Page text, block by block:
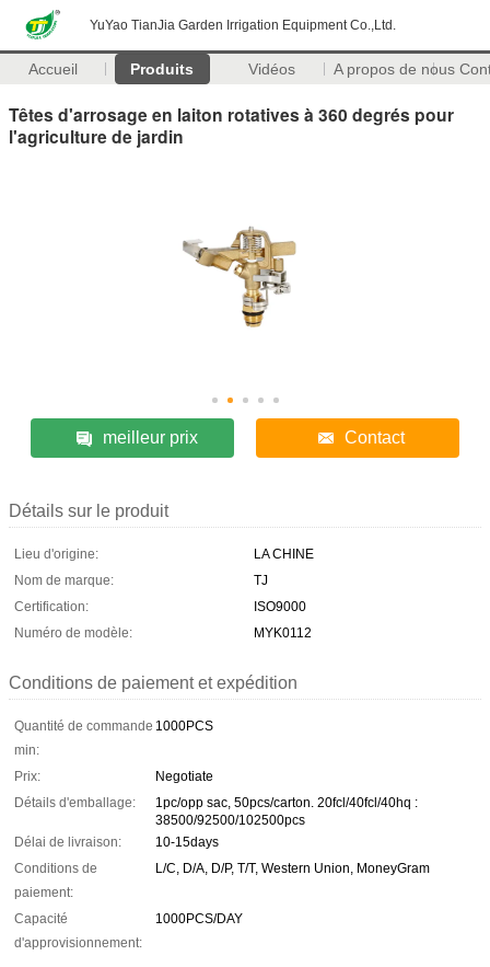
YuYao TianJia Garden Irrigation Equipment Co.,Ltd.
Accueil Produits Vidéos A propos de nous
Têtes d'arrosage en laiton rotatives à 360 degrés pour
l'agriculture de jardin
meilleur prix Contact
Détails sur le produit
Lieu d'origine:
LA CHINE
Nom de marque:
TJ
Certification:
ISO9000
Numéro de modèle:
MYK0112
Conditions de paiement et expédition
Quantité de commande
min:
1000PCS
Prix:
Negotiate
Détails d'emballage:
1pc/opp sac, 50pcs/carton. 20fcl/40fcl/40hq :
38500/92500/102500pcs
Délai de livraison:
10-15days
Conditions de
paiement:
L/C, D/A, D/P, T/T, Western Union, MoneyGram
Capacité
d'approvisionnement:
1000PCS/DAY